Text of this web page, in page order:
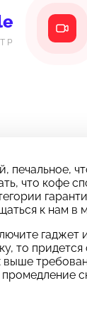
печальное,
что кофе
к нам в
то
выше